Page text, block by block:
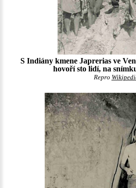
S Indiány kmene Japrerias ve
hovoří sto lidí, na
Repro